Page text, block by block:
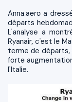
Anna.aero a
départs
L'analyse a
Ryanair, c'est le
terme de départs,
forte
l'Italie.